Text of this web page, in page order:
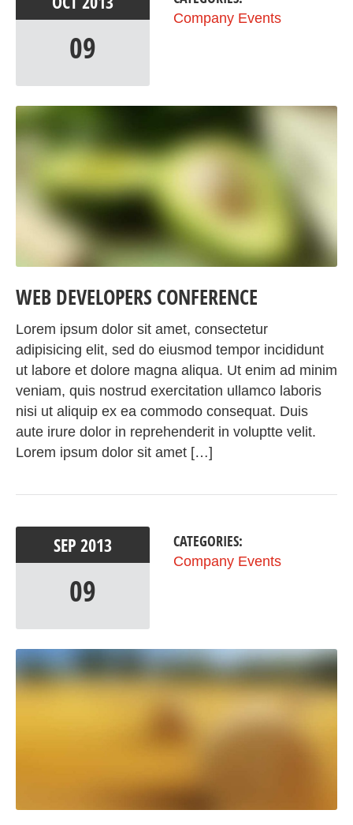
09
Company Events
WEB DEVELOPERS CONFERENCE
Lorem ipsum dolor sit amet, consectetur
adipisicing elit, sed do eiusmod tempor incididunt
ut labore et dolore magna aliqua. Ut enim ad minim
veniam, quis nostrud exercitation ullamco laboris
nisi ut aliquip ex ea commodo consequat. Duis
aute irure dolor in reprehenderit in voluptte velit.
Lorem ipsum dolor sit amet […]
SEP 2013
09
CATEGORIES:
Company Events